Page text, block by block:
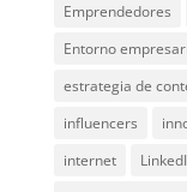
Emprendedores
Entorno
estrategia de
influencers
internet